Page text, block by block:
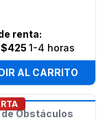
renta:
$425 1-4 horas
AL CARRITO
Obstáculos